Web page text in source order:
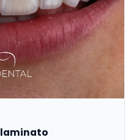
laminato